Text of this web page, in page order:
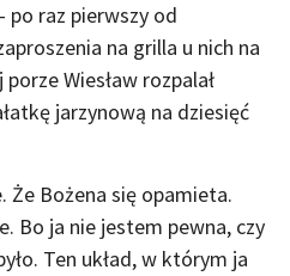
po raz pierwszy od
na grilla u nich na
Wiesław rozpalał
jarzynową na dziesięć
Że Bożena się opamieta.
Bo ja nie jestem pewna, czy
Ten układ, w którym ja